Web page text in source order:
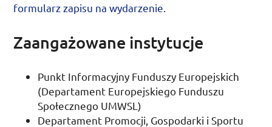
formularz zapisu na wydarzenie
Zaangażowane instytucje
Punkt Informacyjny Funduszy Europejskich
(Departament Europejskiego Funduszu
Społecznego UMWSL)
Departament Promocji, Gospodarki i Sportu